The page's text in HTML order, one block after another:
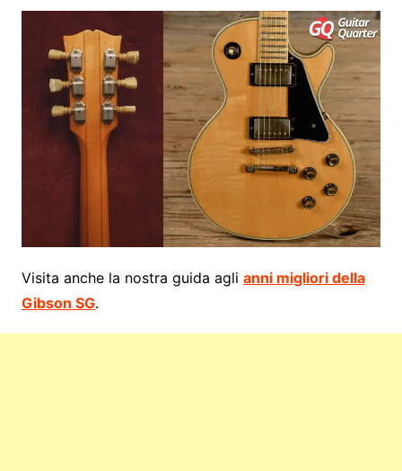
Visita anche la nostra guida agli anni migliori della
Gibson SG.